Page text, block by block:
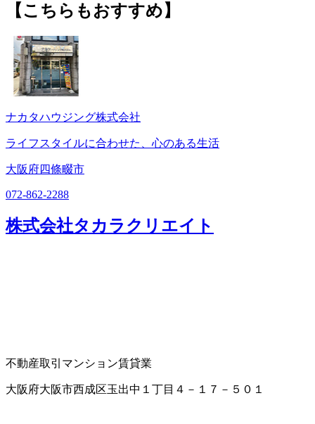
【こちらもおすすめ】
ナカタハウジング株式会社
ライフスタイルに合わせた、心のある生活
大阪府四條畷市
072-862-2288
株式会社タカラクリエイト
不動産取引 マンション賃貸業
大阪府大阪市西成区玉出中１丁目４－１７－５０１